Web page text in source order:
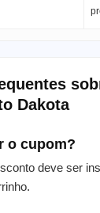
Dakota
o cupom?
deve ser